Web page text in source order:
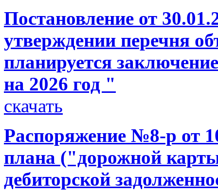
Постановление от
утверждении перечня
планируется
на 2026 год "
скачать
Распоряжение №8-р от
плана ("дорожной
дебиторской